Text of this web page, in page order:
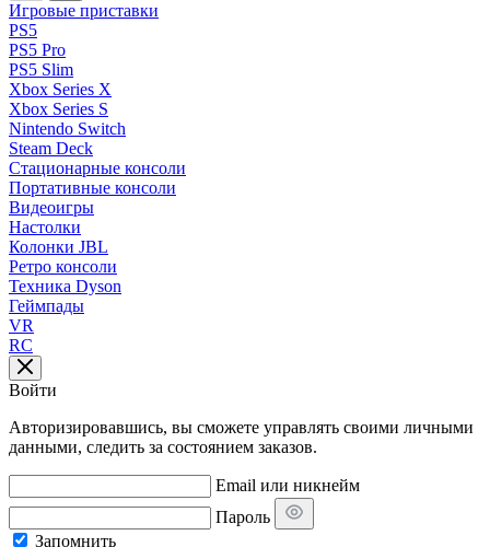
Игровые приставки
PS5
PS5 Pro
PS5 Slim
Xbox Series X
Xbox Series S
Nintendo Switch
Steam Deck
Стационарные консоли
Портативные консоли
Видеоигры
Настолки
Колонки JBL
Ретро консоли
Техника Dyson
Геймпады
VR
RC
Войти
Авторизировавшись, вы сможете управлять своими личными
данными, следить за состоянием заказов.
Email или никнейм
Пароль
Запомнить